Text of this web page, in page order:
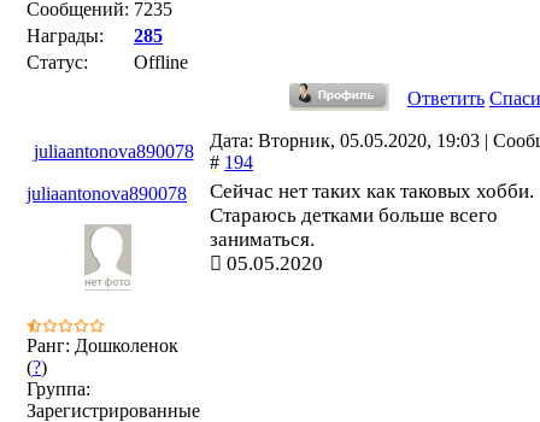
Сообщений: 7235
Награды:
285
Статус:
Offline
Ответить
juliaantonova890078
Дата: Вторник, 05.05.2020, 19:03 |
# 194
juliaantonova890078
Ранг: Дошколенок
(?)
Группа:
Зарегистрированные
Сейчас нет таких как таковых хобби.
Стараюсь детками больше всего
заниматься.
05.05.2020